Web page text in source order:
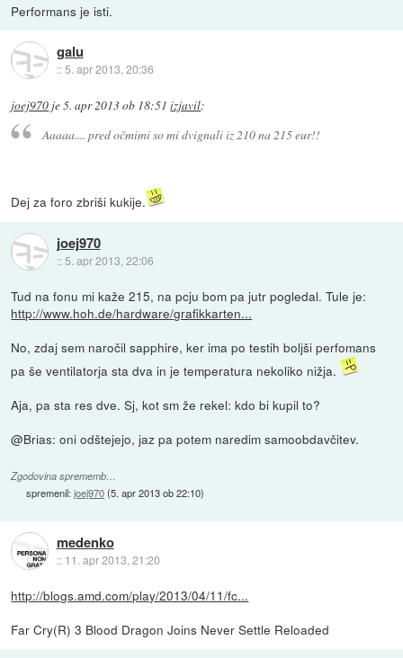
Performans je isti.
galu
::5. apr 2013, 20:36
joej970 je5. apr 2013 ob 18:51 izjavil:
Aaaaa.... pred očmimi so mi dvignali iz 210 na 215 eur!!
Dej za foro zbriši kukije.
joej970
:: 5. apr 2013, 22:06
Tud na fonu mi kaže 215, na pcju bom pa jutr pogledal. Tule je:
http://www.hoh.de/hardware/grafikkarten...
No, zdaj sem naročil sapphire, ker ima po testih boljši perfomans
pa še ventilatorja sta dva in je temperatura nekoliko nižja.
Aja, pa sta res dve. Sj, kot sm že rekel: kdo bi kupil to?
@Brias: oni odštejejo, jaz pa potem naredim samoobdavčitev.
Zgodovina sprememb…
spremenil:joej970(5. apr 2013 ob 22:10)
medenko
:: 11. apr 2013, 21:20
http://blogs.amd.com/play/2013/04/11/fc...
Far Cry(R) 3 Blood Dragon Joins Never Settle Reloaded